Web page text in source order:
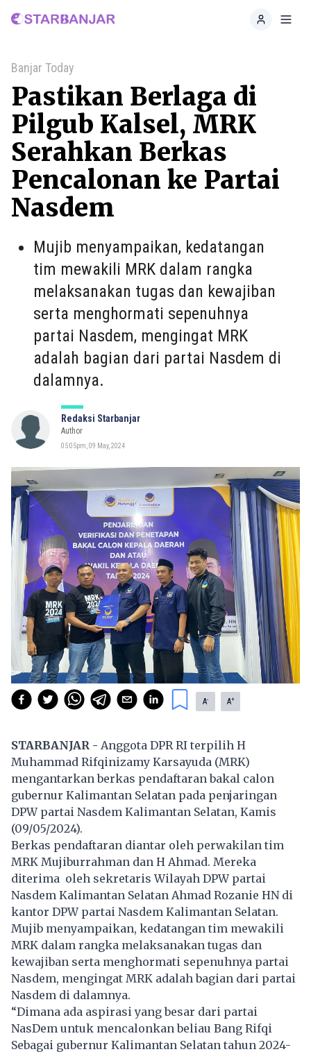
Home
Banjar Today
Pastikan Berlaga di
Pilgub Kalsel, MRK
Serahkan Berkas
Pencalonan ke Partai
Nasdem
Mujib menyampaikan, kedatangan
tim mewakili MRK dalam rangka
melaksanakan tugas dan kewajiban
serta menghormati sepenuhnya
partai Nasdem, mengingat MRK
adalah bagian dari partai Nasdem di
dalamnya.
Redaksi Starbanjar
Author
05:05pm, 09 May, 2024
A- A+
STARBANJAR - Anggota DPR RI terpilih H
Muhammad Rifqinizamy Karsayuda (MRK)
mengantarkan berkas pendaftaran bakal calon
gubernur Kalimantan Selatan pada penjaringan
DPW partai Nasdem Kalimantan Selatan, Kamis
(09/05/2024).
Berkas pendaftaran diantar oleh perwakilan tim
MRK Mujiburrahman dan H Ahmad. Mereka
diterima oleh sekretaris Wilayah DPW partai
Nasdem Kalimantan Selatan Ahmad Rozanie HN di
kantor DPW partai Nasdem Kalimantan Selatan.
Mujib menyampaikan, kedatangan tim mewakili
MRK dalam rangka melaksanakan tugas dan
kewajiban serta menghormati sepenuhnya partai
Nasdem, mengingat MRK adalah bagian dari partai
Nasdem di dalamnya.
“Dimana ada aspirasi yang besar dari partai
NasDem untuk mencalonkan beliau Bang Rifqi
Sebagai gubernur Kalimantan Selatan tahun 2024-